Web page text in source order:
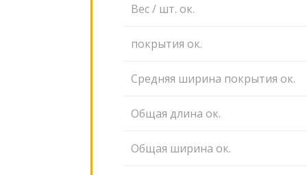
Вес / шт. ок.
покрытия ок.
Средняя ширина покрытия ок.
Общая длина ок.
Общая ширина ок.